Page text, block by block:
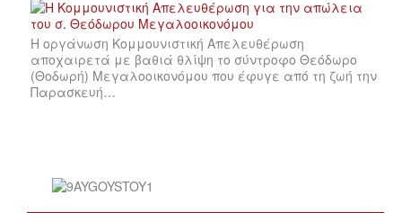
Η οργάνωση Κομμουνιστική Απελευθέρωση
αποχαιρετά με βαθιά θλίψη το σύντροφο Θεόδωρο
(Θοδωρή) Μεγαλοοικονόμου που έφυγε από τη ζωή την
Παρασκευή…